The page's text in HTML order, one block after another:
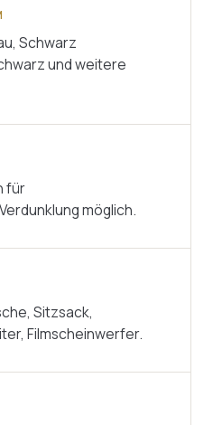
Schwarz
und weitere
für
möglich.
Sitzsack,
Filmscheinwerfer.